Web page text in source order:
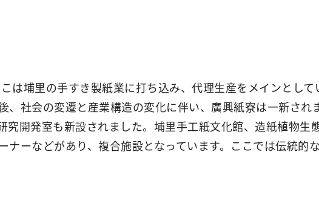
は埔里の手すき製紙業に打ち込み、代理生産をメインとし
、社会の変遷と産業構造の変化に伴い、廣興紙寮は一新さ
究開発室も新設されました。埔里手工紙文化館、造紙植物
ナーなどがあり、複合施設となっています。ここでは伝統的